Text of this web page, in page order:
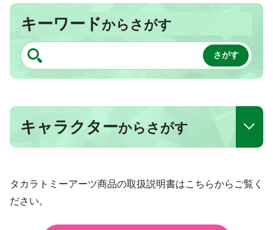
キーワードからさがす
キャラクターからさがす
タカラトミーアーツ商品の取扱説明書はこちらからご覧く
ださい。